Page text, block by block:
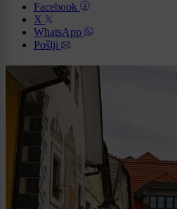
Facebook
X
WhatsApp
Pošlji